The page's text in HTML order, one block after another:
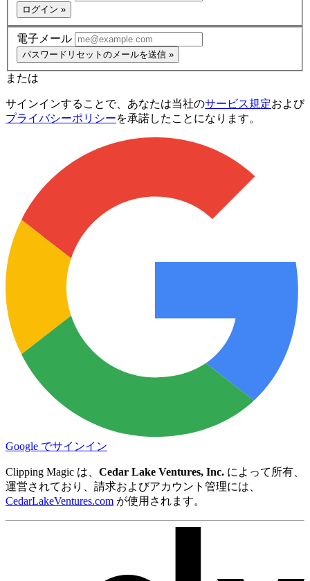
ログイン »
電子メール
パスワードリセットのメールを送信 »
または
サインインすることで、あなたは当社のサービス規定および
プライバシーポリシーを承諾したことになります。
Google でサインイン
Clipping Magic は、 Cedar Lake Ventures, Inc. によって所有、
運営されており、請求およびアカウント管理には、
CedarLakeVentures.com が使用されます。